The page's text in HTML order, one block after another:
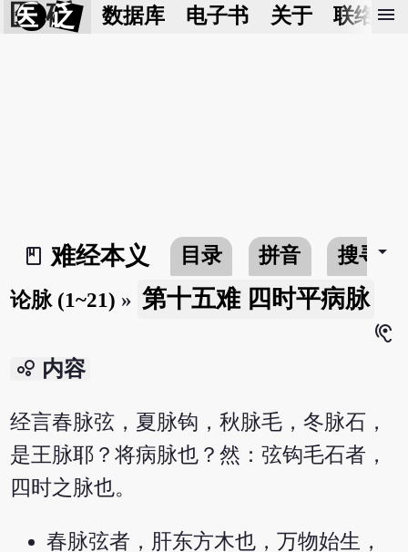
医 砭 数据库 电子书 关于 联络我
menu
book_2
难经本义 目录 拼音 搜寻arrow_drop_down
论脉 (1~21) » 第十五难 四时平病脉
hearing
bubble_chart 内容
经言春脉弦，夏脉钩，秋脉毛，冬脉石，
是王脉耶？将病脉也？然：弦钩毛石者，
四时之脉也。
春脉弦者，肝东方木也，万物始生，